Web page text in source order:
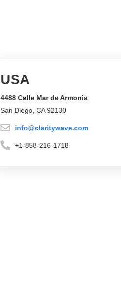
USA
4488 Calle Mar de Armonia
San Diego, CA 92130
info@claritywave.com
+1-858-216-1718